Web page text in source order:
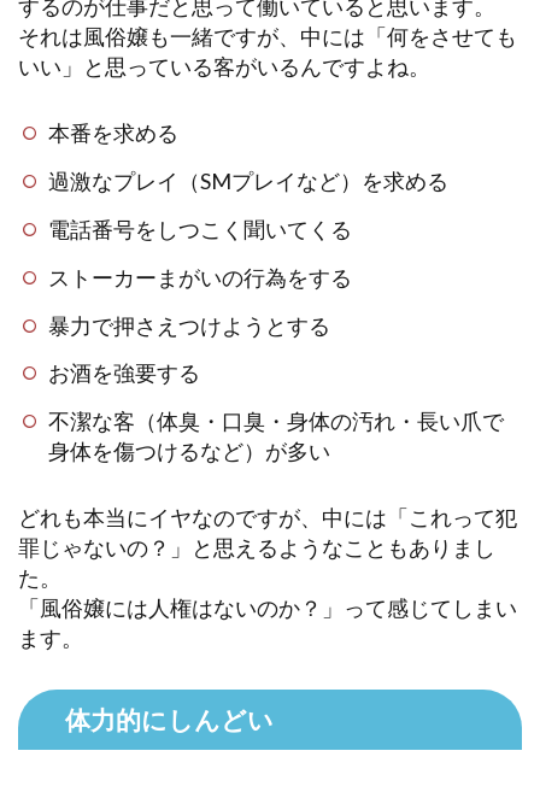
するのが仕事だと思って働いていると思います。
それは風俗嬢も一緒ですが、中には「何をさせても
いい」と思っている客がいるんですよね。
本番を求める
過激なプレイ（SMプレイなど）を求める
電話番号をしつこく聞いてくる
ストーカーまがいの行為をする
暴力で押さえつけようとする
お酒を強要する
不潔な客（体臭・口臭・身体の汚れ・長い爪で
身体を傷つけるなど）が多い
どれも本当にイヤなのですが、中には「これって犯
罪じゃないの？」と思えるようなこともありまし
た。
「風俗嬢には人権はないのか？」って感じてしまい
ます。
体力的にしんどい